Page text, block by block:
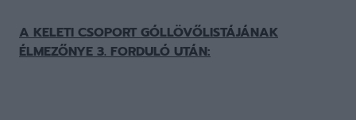
A KELETI CSOPORT GÓLLÖVŐLISTÁJÁNAK
ÉLMEZŐNYE 3. FORDULÓ UTÁN: